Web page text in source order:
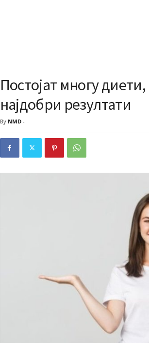
Постојат многу
најдобри резултати
By NMD-